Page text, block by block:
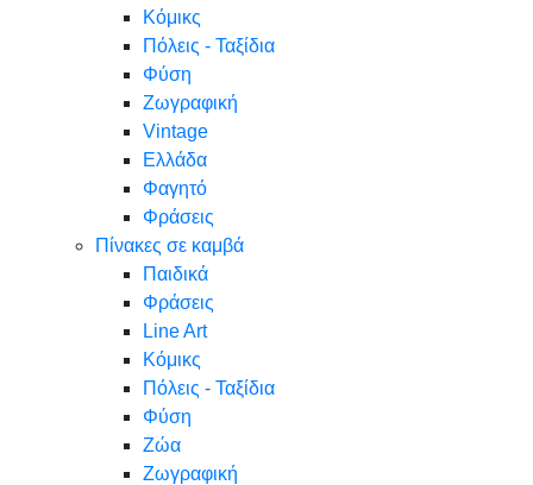
Κόμικς
Πόλεις - Ταξίδια
Φύση
Ζωγραφική
Vintage
Ελλάδα
Φαγητό
Φράσεις
Πίνακες σε καμβά
Παιδικά
Φράσεις
Line Art
Κόμικς
Πόλεις - Ταξίδια
Φύση
Ζώα
Ζωγραφική